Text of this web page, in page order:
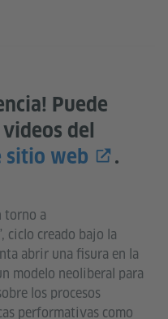
Puede
del
sitio web .
torno a
ciclo creado bajo la
abrir una fisura en la
modelo neoliberal para
los procesos
performativas como